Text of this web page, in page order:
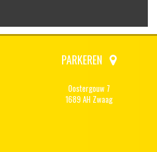
PARKEREN
Oostergouw 7
1689 AH Zwaag